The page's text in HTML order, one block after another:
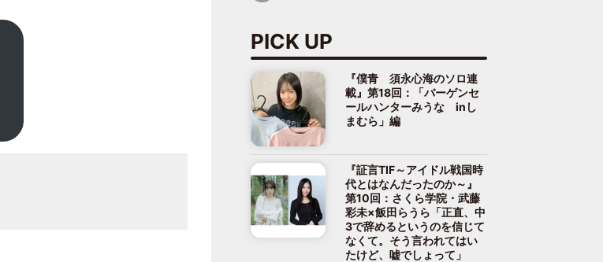
PICK UP
『僕青 須永心海のソロ連
載』第18回：「バーゲンセ
ールハンターみうな inし
まむら」編
『証言TIF～アイドル戦国時
代とはなんだったのか～』
第10回：さくら学院・武藤
彩未×飯田らうら「正直、中
3で辞めるというのを信じて
なくて。そう言われてはい
たけど、嘘でしょって」